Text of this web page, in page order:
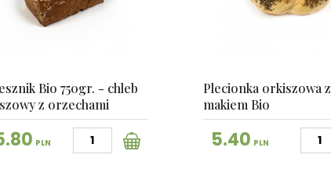
Bio 750gr. - chleb
z orzechami
PLN
Plecionka orkiszowa z
makiem Bio
5.40 PLN